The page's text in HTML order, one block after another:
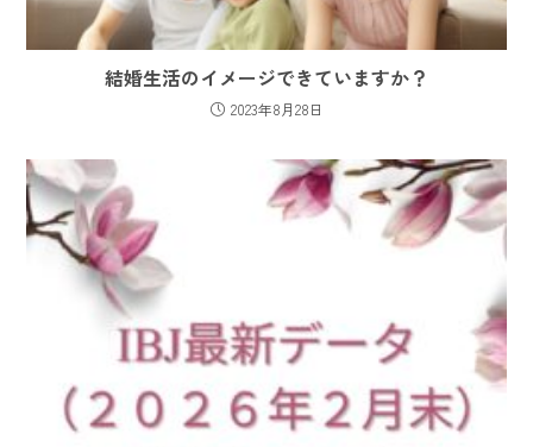
結婚生活のイメージできていますか？
2023年8月28日